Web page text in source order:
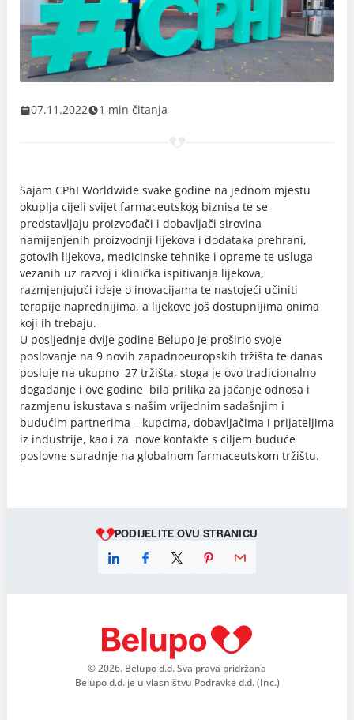
07.11.2022 1 min čitanja
Sajam CPhI Worldwide svake godine na jednom mjestu
okuplja cijeli svijet farmaceutskog biznisa te se
predstavljaju proizvođači i dobavljači sirovina
namijenjenih proizvodnji lijekova i dodataka prehrani,
gotovih lijekova, medicinske tehnike i opreme te usluga
vezanih uz razvoj i klinička ispitivanja lijekova,
razmjenjujući ideje o inovacijama te nastojeći učiniti
terapije naprednijima, a lijekove još dostupnijima onima
koji ih trebaju.
U posljednje dvije godine Belupo je proširio svoje
poslovanje na 9 novih zapadnoeuropskih tržišta te danas
posluje na ukupno 27 tržišta, stoga je ovo tradicionalno
događanje i ove godine bila prilika za jačanje odnosa i
razmjenu iskustava s našim vrijednim sadašnjim i
budućim partnerima – kupcima, dobavljačima i prijateljima
iz industrije, kao i za nove kontakte s ciljem buduće
poslovne suradnje na globalnom farmaceutskom tržištu.
PODIJELITE OVU STRANICU
© 2026. Belupo d.d. Sva prava pridržana
Belupo d.d. je u vlasništvu Podravke d.d. (Inc.)